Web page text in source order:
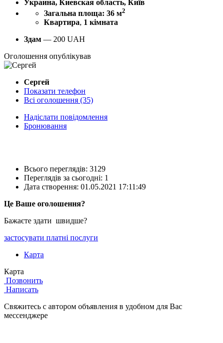
Украина, Киевская область, Київ
Загальна площа: 36 м2
Квартира, 1 кімната
Здам — 200 UAH
Оголошення опублікував
Сергей
Показати телефон
Всі оголошення (35)
Надіслати повідомлення
Бронювання
Всього переглядів: 3129
Переглядів за сьогодні: 1
Дата створення: 01.05.2021 17:11:49
Це Ваше оголошення?
Бажаєте здати швидше?
застосувати платні послуги
Карта
Карта
Позвонить
Написать
Свяжитесь с автором объявления в удобном для Вас
мессенджере